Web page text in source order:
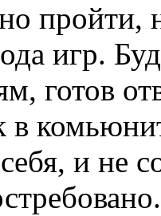
пройти,
игр.
готов
в
и не